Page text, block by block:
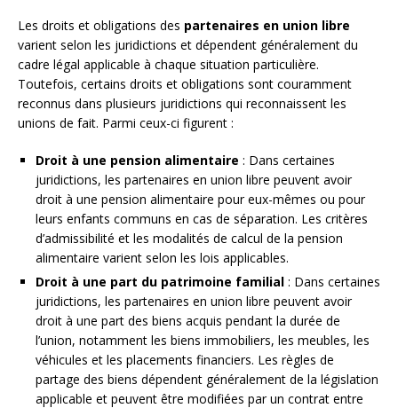
Les droits et obligations des partenaires en union libre
varient selon les juridictions et dépendent généralement du
cadre légal applicable à chaque situation particulière.
Toutefois, certains droits et obligations sont couramment
reconnus dans plusieurs juridictions qui reconnaissent les
unions de fait. Parmi ceux-ci figurent :
Droit à une pension alimentaire : Dans certaines
juridictions, les partenaires en union libre peuvent avoir
droit à une pension alimentaire pour eux-mêmes ou pour
leurs enfants communs en cas de séparation. Les critères
d’admissibilité et les modalités de calcul de la pension
alimentaire varient selon les lois applicables.
Droit à une part du patrimoine familial : Dans certaines
juridictions, les partenaires en union libre peuvent avoir
droit à une part des biens acquis pendant la durée de
l’union, notamment les biens immobiliers, les meubles, les
véhicules et les placements financiers. Les règles de
partage des biens dépendent généralement de la législation
applicable et peuvent être modifiées par un contrat entre